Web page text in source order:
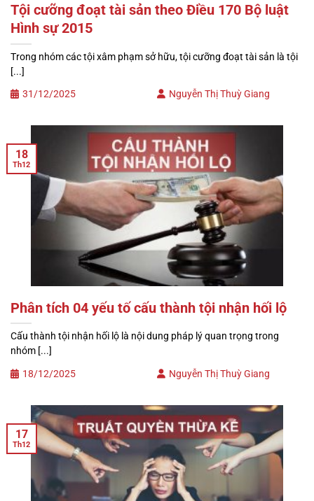
Tội cưỡng đoạt tài sản theo Điều 170 Bộ luật
Hình sự 2015
Trong nhóm các tội xâm phạm sở hữu, tội cưỡng đoạt tài sản là tội
[...]
31/12/2025 Nguyễn Thị Thuỳ Giang
Phân tích 04 yếu tố cấu thành tội nhận hối lộ
Cấu thành tội nhận hối lộ là nội dung pháp lý quan trọng trong
nhóm [...]
18/12/2025 Nguyễn Thị Thuỳ Giang
18
Th12
17
Th12